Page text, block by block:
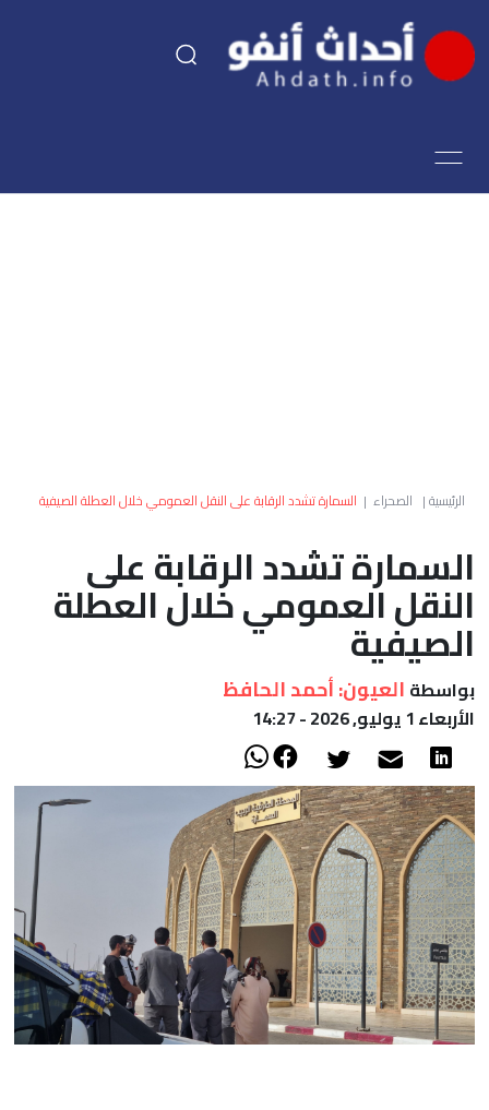
اقتصاد
العالم
أعمدة
الصحراء
الرئيسية| الصحراء | السمارة تشدد الرقابة على النقل العمومي خلال العطلة الصيفية
السمارة تشدد الرقابة على
النقل العمومي خلال العطلة
الصيفية
بواسطة العيون: أحمد الحافظ
الأربعاء 1 يوليو, 2026 - 14:27